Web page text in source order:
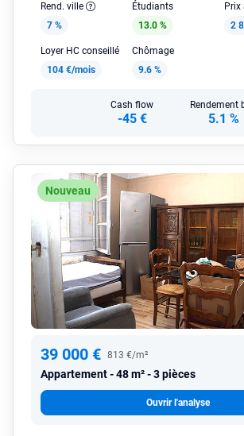
Rend. ville
7 %
Étudiants
13.0 %
Prix
2
Loyer HC conseillé
104 €/mois
Chômage
9.6 %
Cash flow
-45 €
Rendement
5.1 %
Nouveau
39 000 € 813 €/m²
Appartement 48 m² - 3 pièces
Ouvrir l'analyse